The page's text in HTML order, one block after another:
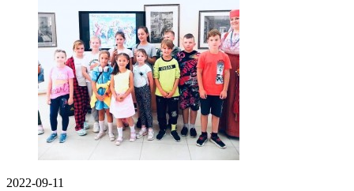
2022-09-11